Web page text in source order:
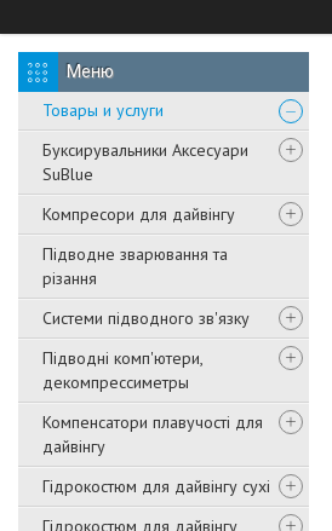
Товары и услуги
Буксирувальники Аксесуари
SuBlue
Компресори для дайвінгу
Підводне зварювання та
різання
Системи підводного зв'язку
Підводні комп'ютери,
декомпрессиметры
Компенсатори плавучості для
дайвінгу
Гідрокостюм для дайвінгу сухі
Гідрокостюм для дайвінгу